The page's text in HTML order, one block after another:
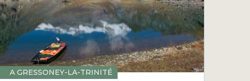
A GRESSONEY-LA-TRINITÉ